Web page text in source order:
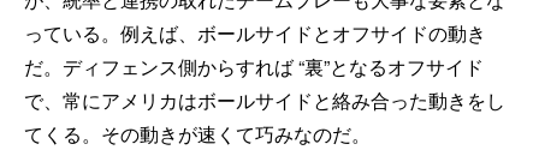
っている。例えば、ボールサイドとオフサイドの動き
だ。ディフェンス側からすれば “裏”となるオフサイド
で、常にアメリカはボールサイドと絡み合った動きをし
てくる。その動きが速くて巧みなのだ。